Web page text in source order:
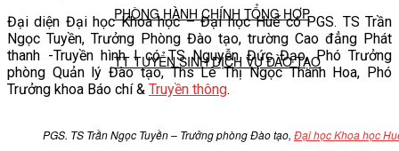
PHÒNG HÀNH CHÍNH TỔNG HỢP
TT TUYỂN SINH DỊCH VỤ ĐÀO TẠO
Đại diện Đại học Khoa học – Đại học Huế có PGS. TS Trần
Ngọc Tuyền, Trưởng Phòng Đào tạo, trường Cao đẳng Phát
thanh -Truyền hình I có TS Nguyễn Đức Đạo, Phó Trưởng
phòng Quản lý Đào tạo, Ths Lê Thị Ngọc Thanh Hoa, Phó
Trưởng khoa Báo chí & Truyền thông.
PGS. TS Trần Ngọc Tuyền – Trưởng phòng Đào tạo, Đại học Khoa học